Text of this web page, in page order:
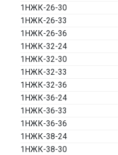
1НЖК-26-30
1НЖК-26-33
1НЖК-26-36
1НЖК-32-24
1НЖК-32-30
1НЖК-32-33
1НЖК-32-36
1НЖК-36-24
1НЖК-36-33
1НЖК-36-36
1НЖК-38-24
1НЖК-38-30